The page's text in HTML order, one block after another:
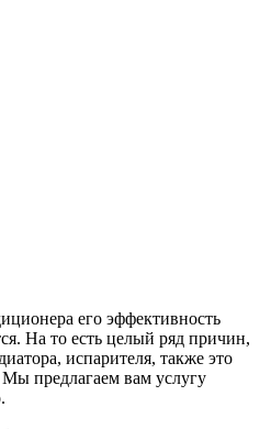
его эффективность
На то есть целый ряд причин,
испарителя, также это
Мы предлагаем вам услугу